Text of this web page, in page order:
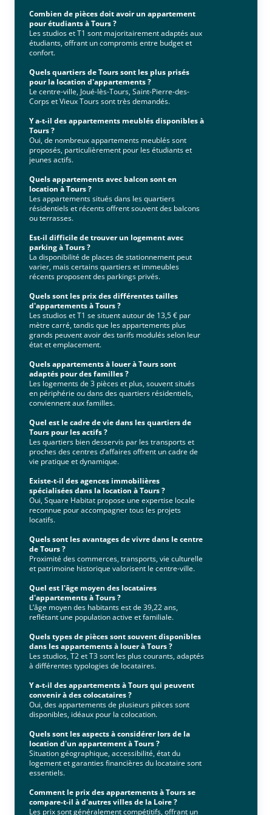
Combien de pièces doit avoir un appartement
pour étudiants à Tours ?
Les studios et T1 sont majoritairement adaptés aux
étudiants, offrant un compromis entre budget et
confort.
Quels quartiers de Tours sont les plus prisés
pour la location d'appartements ?
Le centre-ville, Joué-lès-Tours, Saint-Pierre-des-
Corps et Vieux Tours sont très demandés.
Y a-t-il des appartements meublés disponibles à
Tours ?
Oui, de nombreux appartements meublés sont
proposés, particulièrement pour les étudiants et
jeunes actifs.
Quels appartements avec balcon sont en
location à Tours ?
Les appartements situés dans les quartiers
résidentiels et récents offrent souvent des balcons
ou terrasses.
Est-il difficile de trouver un logement avec
parking à Tours ?
La disponibilité de places de stationnement peut
varier, mais certains quartiers et immeubles
récents proposent des parkings privés.
Quels sont les prix des différentes tailles
d'appartements à Tours ?
Les studios et T1 se situent autour de 13,5 € par
mètre carré, tandis que les appartements plus
grands peuvent avoir des tarifs modulés selon leur
état et emplacement.
Quels appartements à louer à Tours sont
adaptés pour des familles ?
Les logements de 3 pièces et plus, souvent situés
en périphérie ou dans des quartiers résidentiels,
conviennent aux familles.
Quel est le cadre de vie dans les quartiers de
Tours pour les actifs ?
Les quartiers bien desservis par les transports et
proches des centres d’affaires offrent un cadre de
vie pratique et dynamique.
Existe-t-il des agences immobilières
spécialisées dans la location à Tours ?
Oui, Square Habitat propose une expertise locale
reconnue pour accompagner tous les projets
locatifs.
Quels sont les avantages de vivre dans le centre
de Tours ?
Proximité des commerces, transports, vie culturelle
et patrimoine historique valorisent le centre-ville.
Quel est l'âge moyen des locataires
d'appartements à Tours ?
L’âge moyen des habitants est de 39,22 ans,
reflétant une population active et familiale.
Quels types de pièces sont souvent disponibles
dans les appartements à louer à Tours ?
Les studios, T2 et T3 sont les plus courants, adaptés
à différentes typologies de locataires.
Y a-t-il des appartements à Tours qui peuvent
convenir à des colocataires ?
Oui, des appartements de plusieurs pièces sont
disponibles, idéaux pour la colocation.
Quels sont les aspects à considérer lors de la
location d'un appartement à Tours ?
Situation géographique, accessibilité, état du
logement et garanties financières du locataire sont
essentiels.
Comment le prix des appartements à Tours se
compare-t-il à d'autres villes de la Loire ?
Les prix sont généralement compétitifs, offrant un